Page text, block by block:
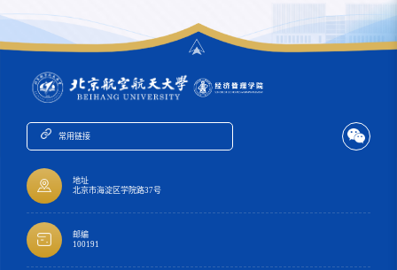
常用链接
地址
北京市海淀区学院路37号
邮编
100191